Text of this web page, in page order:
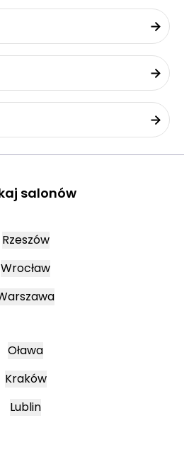
salonów
Rzeszów
Wrocław
Oława
Kraków
Lublin